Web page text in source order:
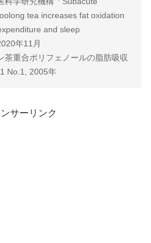
tea increases fat oxidation
and sleep
年11月
茶重合ポリフェノールの脂肪吸収
No.1, 2005年
サーリンク